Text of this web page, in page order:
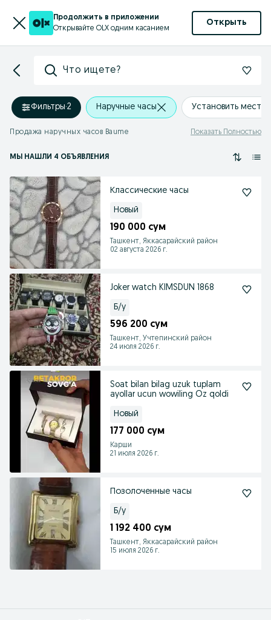
Продолжить в приложении
Открывайте OLX одним касанием
Открыть
Что ищете?
Фильтры·2 Наручные часы Установить
Продажа наручных часов Baume Показать Полностью
МЫ НАШЛИ 4 ОБЪЯВЛЕНИЯ
Классические часы
Новый
190 000 сум
Ташкент, Яккасарайский район
02 августа 2026 г.
Joker watch KIMSDUN 1868
Б/у
596 200 сум
Ташкент, Учтепинский район
24 июля 2026 г.
Soat bilan bilag uzuk tuplam
ayollar ucun wowiling Oz qoldi
Новый
177 000 сум
Карши
21 июля 2026 г.
Позолоченные часы
Б/у
1 192 400 сум
Ташкент, Яккасарайский район
15 июля 2026 г.